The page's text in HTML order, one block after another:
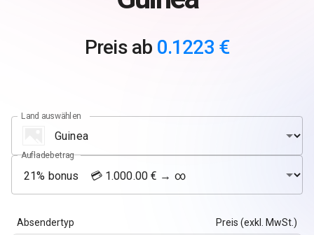
Preis ab 0.1223 €
Land auswählen
Aufladebetrag
Absendertyp Preis (exkl. MwSt.)